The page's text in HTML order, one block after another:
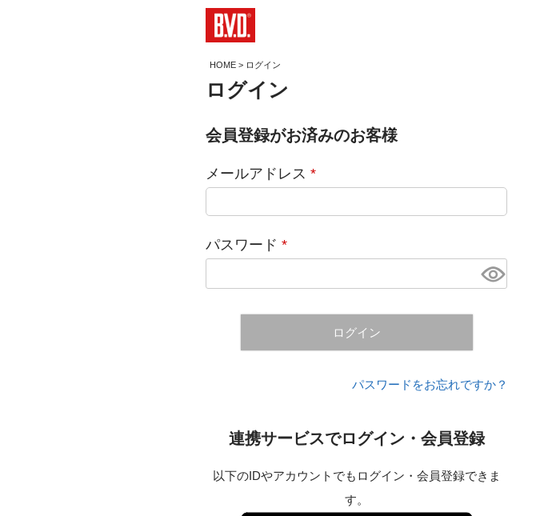
HOME ログイン
ログイン
会員登録がお済みのお客様
メールアドレス
パスワード
ログイン
パスワードをお忘れですか？
連携サービスでログイン・会員登録
以下のIDやアカウントでもログイン・会員登録できま
す。